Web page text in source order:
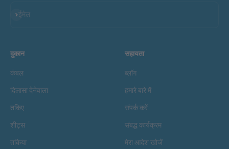
ईमेल
सदस्यता लें
दुकान
कंबल
दिलासा देनेवाला
तकिए
शीट्स
तकिया
सहायता
ब्लॉग
हमारे बारे में
संपर्क करें
संबद्ध कार्यक्रम
मेरा आदेश खोजें